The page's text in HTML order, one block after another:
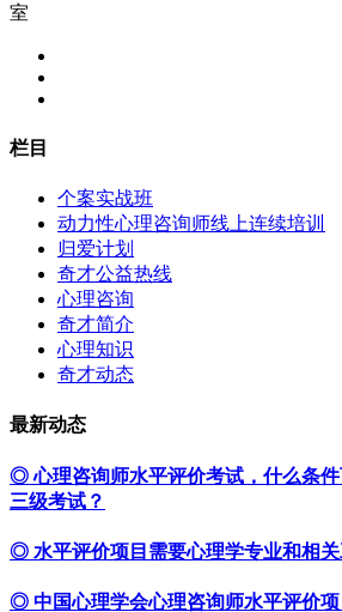
室
栏目
个案实战班
动力性心理咨询师线上连续培训
归爱计划
奇才公益热线
心理咨询
奇才简介
心理知识
奇才动态
最新动态
◎ 心理咨询师水平评价考试，什么条
三级考试？
◎ 水平评价项目需要心理学专业和相关
◎ 中国心理学会心理咨询师水平评价